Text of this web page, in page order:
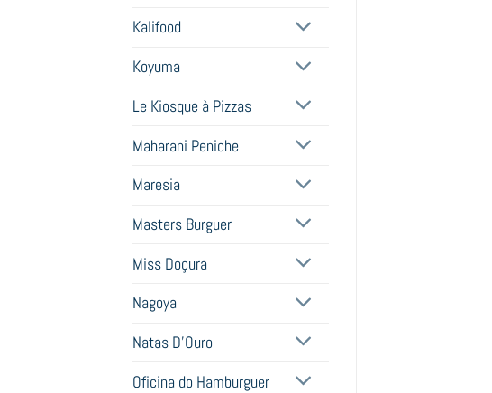
Kalifood
Koyuma
Le Kiosque à Pizzas
Maharani Peniche
Maresia
Masters Burguer
Miss Doçura
Nagoya
Natas D'Ouro
Oficina do Hamburguer